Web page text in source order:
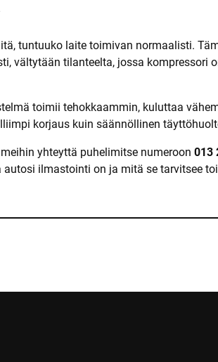
tuntuuko laite toimivan normaalisti.
vältytään tilanteelta, jossa kompressori
toimii tehokkaammin, kuluttaa
korjaus kuin säännöllinen
yhteyttä puhelimitse numeroon 013
ilmastointi on ja mitä se tarvitsee